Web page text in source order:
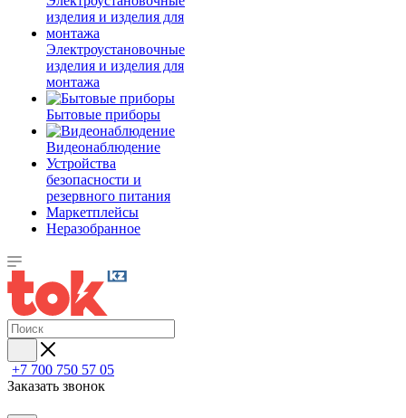
Электроустановочные
изделия и изделия для
монтажа
Бытовые приборы
Видеонаблюдение
Устройства
безопасности и
резервного питания
Маркетплейсы
Неразобранное
+7 700 750 57 05
Заказать звонок